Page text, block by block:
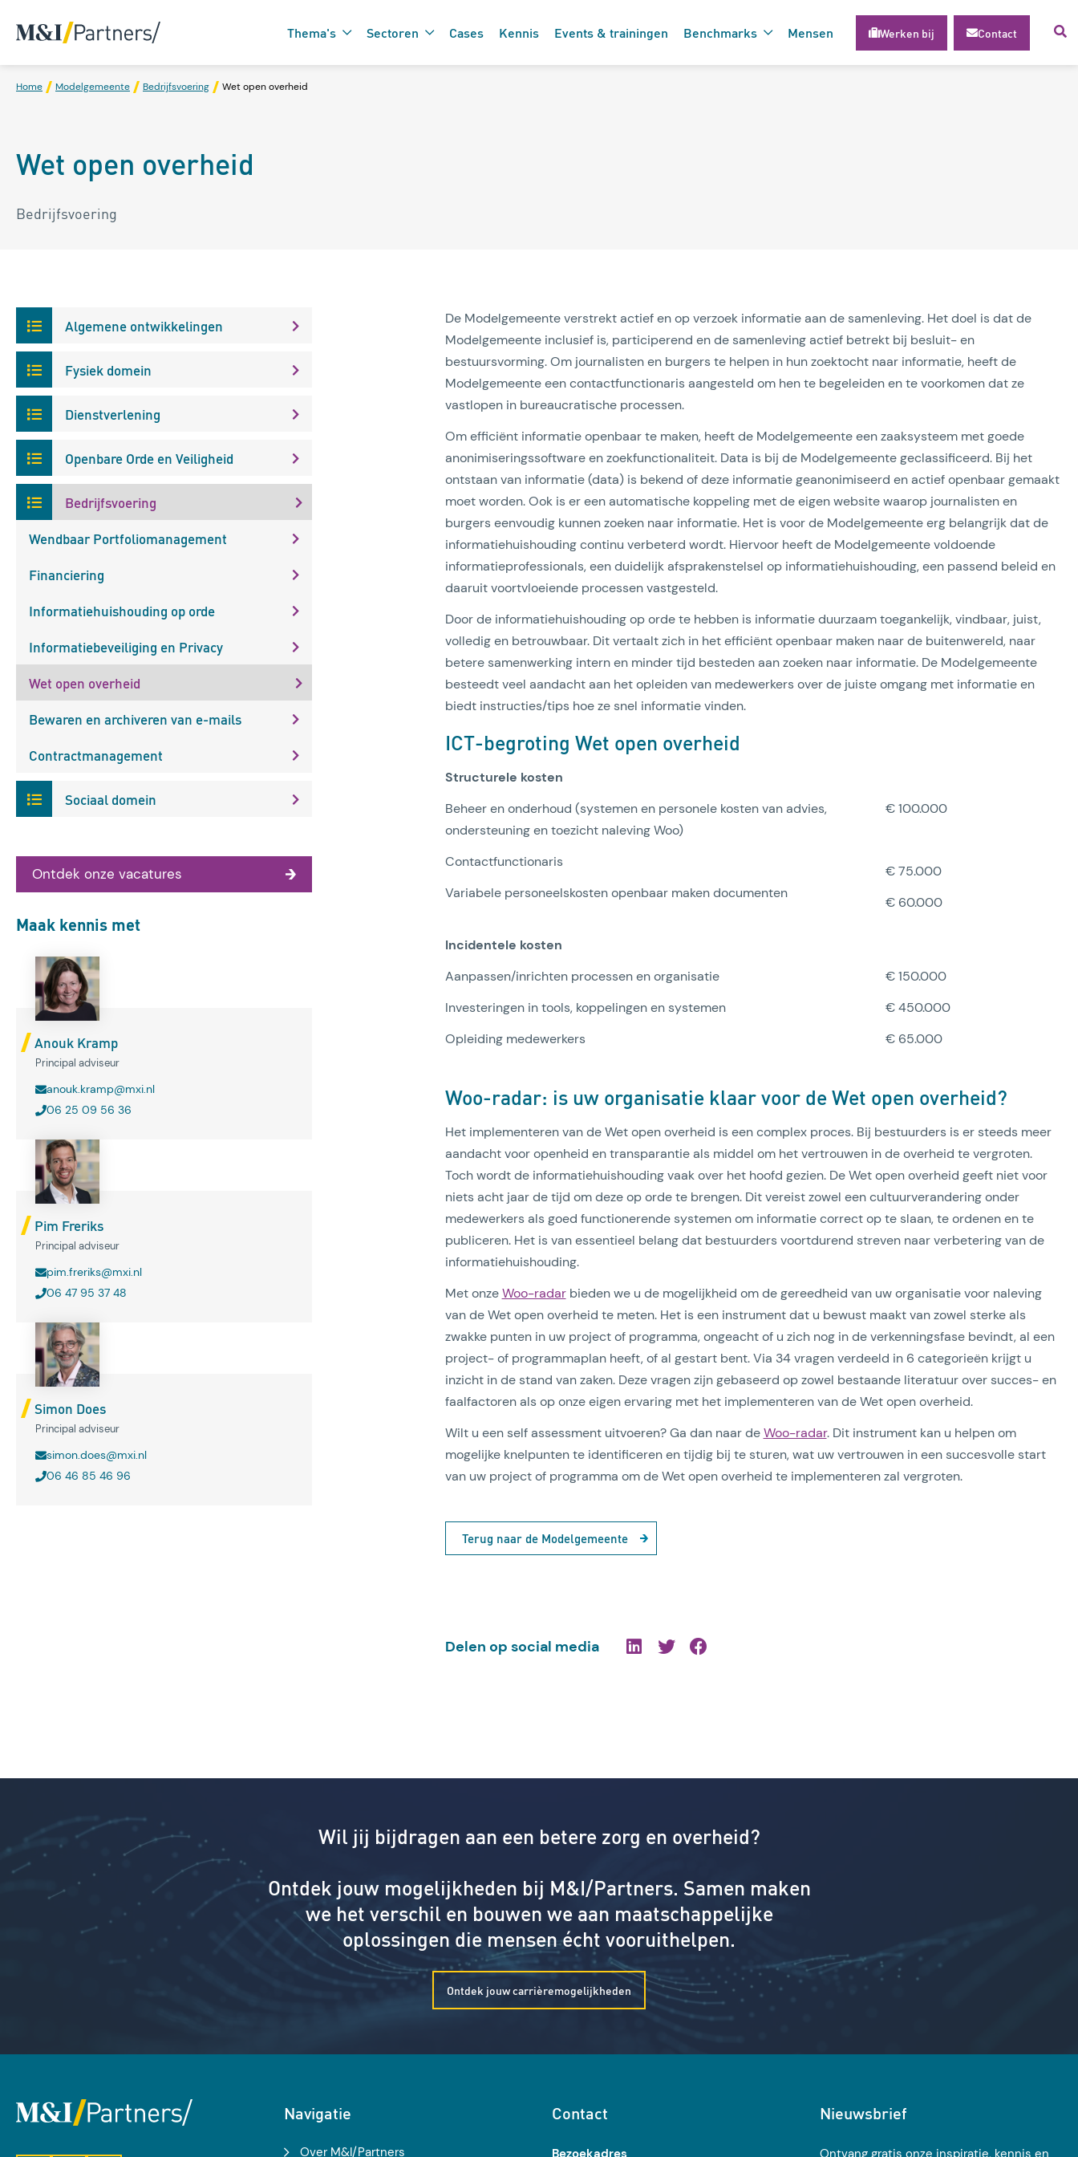
Thema's Sectoren Cases Kennis Events & trainingen Benchmarks Mensen Werken bij Contact
Home Modelgemeente Bedrijfsvoering Wet open overheid
Wet open overheid
Bedrijfsvoering
De Modelgemeente verstrekt actief en op verzoek informatie aan de samenleving. Het doel is dat de
Modelgemeente inclusief is, participerend en de samenleving actief betrekt bij besluit- en
bestuursvorming. Om journalisten en burgers te helpen in hun zoektocht naar informatie, heeft de
Modelgemeente een contactfunctionaris aangesteld om hen te begeleiden en te voorkomen dat ze
vastlopen in bureaucratische processen.
Om efficiënt informatie openbaar te maken, heeft de Modelgemeente een zaaksysteem met goede
anonimiseringssoftware en zoekfunctionaliteit. Data is bij de Modelgemeente geclassificeerd. Bij het
ontstaan van informatie (data) is bekend of deze informatie geanonimiseerd en actief openbaar gemaakt
moet worden. Ook is er een automatische koppeling met de eigen website waarop journalisten en
burgers eenvoudig kunnen zoeken naar informatie. Het is voor de Modelgemeente erg belangrijk dat de
informatiehuishouding continu verbeterd wordt. Hiervoor heeft de Modelgemeente voldoende
informatieprofessionals, een duidelijk afsprakenstelsel op informatiehuishouding, een passend beleid en
daaruit voortvloeiende processen vastgesteld.
Door de informatiehuishouding op orde te hebben is informatie duurzaam toegankelijk, vindbaar, juist,
volledig en betrouwbaar. Dit vertaalt zich in het efficiënt openbaar maken naar de buitenwereld, naar
betere samenwerking intern en minder tijd besteden aan zoeken naar informatie. De Modelgemeente
besteedt veel aandacht aan het opleiden van medewerkers over de juiste omgang met informatie en
biedt instructies/tips hoe ze snel informatie vinden.
ICT-begroting Wet open overheid
Structurele kosten
Beheer en onderhoud (systemen en personele kosten van advies,
ondersteuning en toezicht naleving Woo)
Contactfunctionaris
Variabele personeelskosten openbaar maken documenten
€ 100.000
€ 75.000
€ 60.000
Incidentele kosten
Aanpassen/inrichten processen en organisatie
Investeringen in tools, koppelingen en systemen
Opleiding medewerkers
€ 150.000
€ 450.000
€ 65.000
Woo-radar: is uw organisatie klaar voor de Wet open overheid?
Het implementeren van de Wet open overheid is een complex proces. Bij bestuurders is er steeds meer
aandacht voor openheid en transparantie als middel om het vertrouwen in de overheid te vergroten.
Toch wordt de informatiehuishouding vaak over het hoofd gezien. De Wet open overheid geeft niet voor
niets acht jaar de tijd om deze op orde te brengen. Dit vereist zowel een cultuurverandering onder
medewerkers als goed functionerende systemen om informatie correct op te slaan, te ordenen en te
publiceren. Het is van essentieel belang dat bestuurders voortdurend streven naar verbetering van de
informatiehuishouding.
Met onzeWoo-radarbieden we u de mogelijkheid om de gereedheid van uw organisatie voor naleving
van de Wet open overheid te meten. Het is een instrument dat u bewust maakt van zowel sterke als
zwakke punten in uw project of programma, ongeacht of u zich nog in de verkenningsfase bevindt, al een
project- of programmaplan heeft, of al gestart bent. Via 34 vragen verdeeld in 6 categorieën krijgt u
inzicht in de stand van zaken. Deze vragen zijn gebaseerd op zowel bestaande literatuur over succes- en
faalfactoren als op onze eigen ervaring met het implementeren van de Wet open overheid.
Wilt u een self assessment uitvoeren? Ga dan naar deWoo-radar. Dit instrument kan u helpen om
mogelijke knelpunten te identificeren en tijdig bij te sturen, wat uw vertrouwen in een succesvolle start
van uw project of programma om de Wet open overheid te implementeren zal vergroten.
Terug naar de Modelgemeente
Delen op social media
Algemene ontwikkelingen
Fysiek domein
Dienstverlening
Openbare Orde en Veiligheid
Bedrijfsvoering
Wendbaar Portfoliomanagement
Financiering
Informatiehuishouding op orde
Informatiebeveiliging en Privacy
Wet open overheid
Bewaren en archiveren van e-mails
Contractmanagement
Sociaal domein
Ontdek onze vacatures
Maak kennis met
Anouk Kramp
Principal adviseur
anouk.kramp@mxi.nl
06 25 09 56 36
Pim Freriks
Principal adviseur
pim.freriks@mxi.nl
06 47 95 37 48
Simon Does
Principal adviseur
simon.does@mxi.nl
06 46 85 46 96
Wil jij bijdragen aan een betere zorg en overheid?
Ontdek jouw mogelijkheden bij M&I/Partners. Samen maken
we het verschil en bouwen we aan maatschappelijke
oplossingen die mensen écht vooruithelpen.
Ontdek jouw carrièremogelijkheden
Navigatie
Over M&I/Partners
Contact
Bezoekadres
Nieuwsbrief
Ontvang gratis onze inspiratie, kennis en